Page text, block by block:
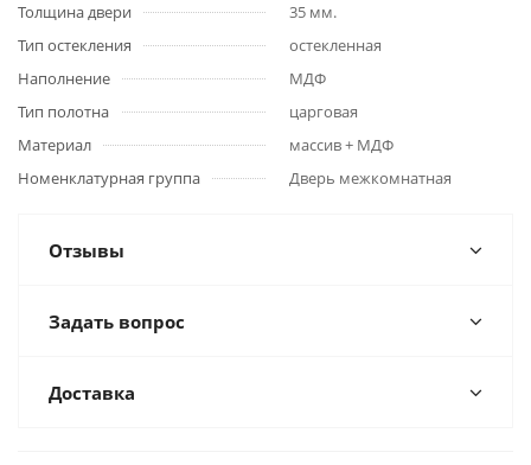
Толщина двери
35 мм.
Тип остекления
остекленная
Наполнение
МДФ
Тип полотна
царговая
Материал
массив + МДФ
Номенклатурная группа
Дверь межкомнатная
Отзывы
Задать вопрос
Доставка